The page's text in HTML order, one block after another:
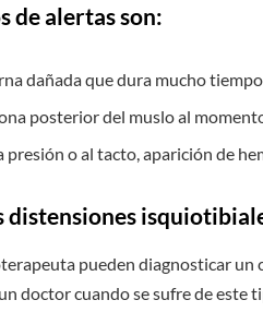
de alertas son:
dañada que dura mucho
posterior del muslo al
presión o al tacto, aparición de
distensiones
pueden diagnosticar
doctor cuando se sufre de este